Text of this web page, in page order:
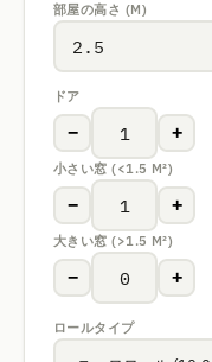
部屋の高さ (M)
ドア
− +
小さい窓 (<1.5 M²)
− +
大きい窓 (>1.5 M²)
− +
ロールタイプ